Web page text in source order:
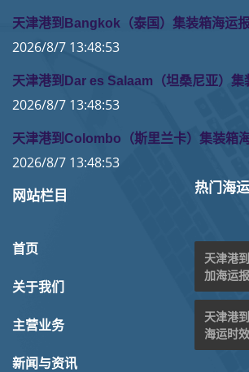
天津港到Bangkok（泰国）集装箱海运
2026/8/7 13:48:53
天津港到Dar es Salaam（坦桑尼亚）集
2026/8/7 13:48:53
天津港到Colombo（斯里兰卡）集装箱
2026/8/7 13:48:53
网站栏目
首页
关于我们
主营业务
新闻与资讯
热门海
天津港
加海运
天津港
海运时效